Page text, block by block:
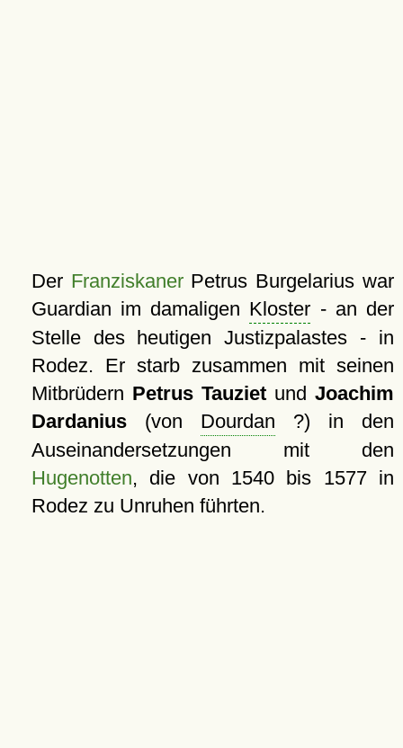
Der FranziskanerPetrus Burgelarius war
Guardian im damaligen Kloster - an der
Stelle des heutigen Justizpalastes - in
Rodez. Er starb zusammen mit seinen
Mitbrüdern Petrus Tauzietund Joachim
Dardanius(von Dourdan ?) in den
Auseinandersetzungen mit den
Hugenotten, die von 1540 bis 1577 in
Rodez zu Unruhen führten.